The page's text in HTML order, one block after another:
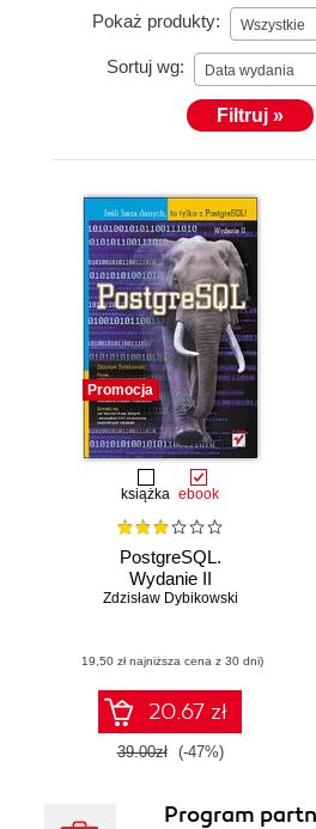
Pokaż produkty: Wszystkie
Sortuj wg: Data wydania
Filtruj »
Promocja
książka ebook
PostgreSQL.
Wydanie II
Zdzisław Dybikowski
(19,50 zł najniższa cena z 30 dni)
20.67 zł
39.00zł (-47%)
Program